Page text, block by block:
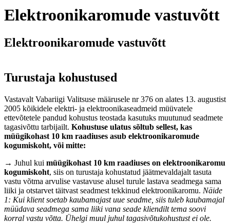
Elektroonikaromude vastuvõtt
Elektroonikaromude vastuvõtt
Turustaja kohustused
Vastavalt Vabariigi Valitsuse määrusele nr 376 on alates 13. augustist
2005 kõikidele elektri- ja elektroonikaseadmeid müüvatele
ettevõtetele pandud kohustus teostada kasutuks muutunud seadmete
tagasivõttu tarbijailt. Kohustuse ulatus sõltub sellest, kas
müügikohast 10 km raadiuses asub elektroonikaromude
kogumiskoht, või mitte:
→ Juhul kui müügikohast 10 km raadiuses on elektroonikaromu
kogumiskoht, siis on turustaja kohustatud jäätmevaldajalt tasuta
vastu võtma arvulise vastavuse alusel turule lastava seadmega sama
liiki ja otstarvet täitvast seadmest tekkinud elektroonikaromu. Näide
1: Kui klient soetab kaubamajast uue seadme, siis tuleb kaubamajal
müüdava seadmega sama liiki vana seade kliendilt tema soovi
korral vastu võtta. Ühelgi muul juhul tagasivõtukohustust ei ole.